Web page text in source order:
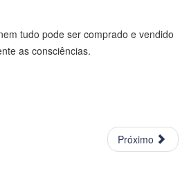
tudo pode ser comprado e vendido
as consciências.
Próximo